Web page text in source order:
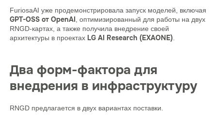
FuriosaAI уже продемонстрировала запуск моделей, включая
GPT-OSS от OpenAI , оптимизированный для работы на двух
RNGD-картах, а также получила внедрение своей
архитектуры в проектах LG AI Research (EXAONE).
Два форм-фактора для
внедрения в инфраструктуру
RNGD предлагается в двух вариантах поставки.